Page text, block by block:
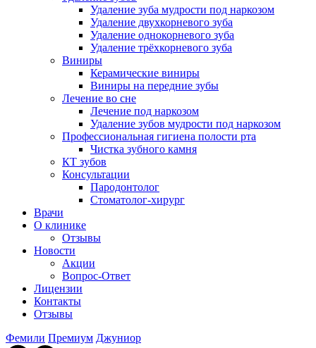
Удаление зуба мудрости под наркозом
Удаление двухкорневого зуба
Удаление однокорневого зуба
Удаление трёхкорневого зуба
Виниры
Керамические виниры
Виниры на передние зубы
Лечение во сне
Лечение под наркозом
Удаление зубов мудрости под наркозом
Профессиональная гигиена полости рта
Чистка зубного камня
КТ зубов
Консультации
Пародонтолог
Стоматолог-хирург
Врачи
О клинике
Отзывы
Новости
Акции
Вопрос-Ответ
Лицензии
Контакты
Отзывы
Фемили Премиум Джуниор